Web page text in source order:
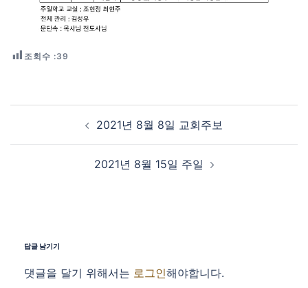
조회수 :39
Post navigation
2021년 8월 8일 교회주보
2021년 8월 15일 주일
답글 남기기
댓글을 달기 위해서는 로그인해야합니다.